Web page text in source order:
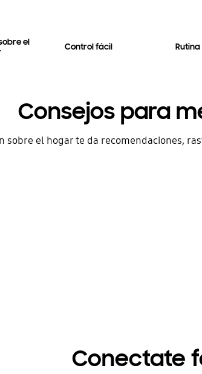
el
Control fácil Rutina
Consejos para
sobre el hogar te da recomendaciones,
Conectate